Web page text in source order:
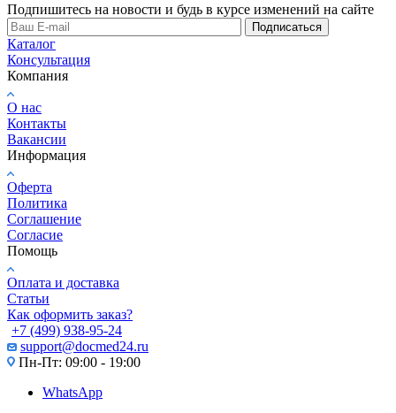
Подпишитесь на новости и будь в курсе изменений на сайте
Подписаться
Каталог
Консультация
Компания
О нас
Контакты
Вакансии
Информация
Оферта
Политика
Соглашение
Согласие
Помощь
Оплата и доставка
Статьи
Как оформить заказ?
+7 (499) 938-95-24
support@docmed24.ru
Пн-Пт: 09:00 - 19:00
WhatsApp